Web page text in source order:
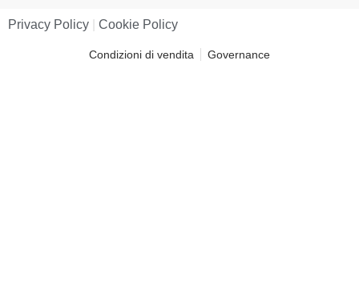
Privacy Policy Cookie Policy
Condizioni di vendita Governance